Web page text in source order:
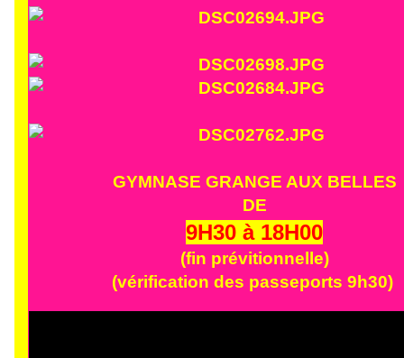
GYMNASE GRANGE AUX BELLES
DE
9H30 à 18H00
(fin prévitionnelle)
(vérification des passeports 9h30)